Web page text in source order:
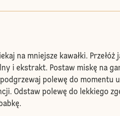
na mniejsze kawałki. Przełóż
i ekstrakt. Postaw miskę na
polewę do momentu
Odstaw polewę do lekkiego